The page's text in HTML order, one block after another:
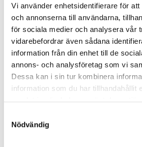
Vi använder enhetsidentifierare för
och annonserna till användarna,
för sociala medier och analysera vår
vidarebefordrar även sådana
information från din enhet till de
annons- och analysföretag som vi
Dessa kan i sin tur kombinera
information som du har tillhandahållit
Nödvändig
Enkeldörr Oden 5 Vit
Enkeldörr Rakel 1 Ek